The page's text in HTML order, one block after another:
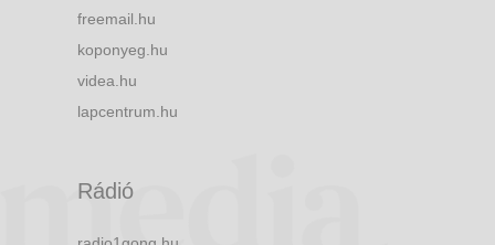
freemail.hu
koponyeg.hu
videa.hu
lapcentrum.hu
Rádió